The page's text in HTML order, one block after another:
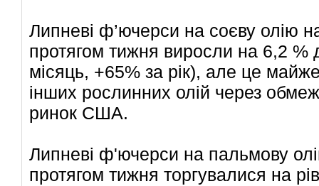
Липневі ф’ючерси на соєву олію
протягом тижня виросли на 6,2 %
місяць, +65% за рік), але це
інших рослинних олій через
ринок США.
Липневі ф'ючерси на пальмову
протягом тижня торгувалися на